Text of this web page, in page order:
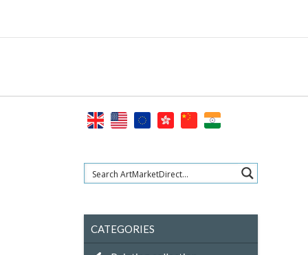
content
CATEGORIES